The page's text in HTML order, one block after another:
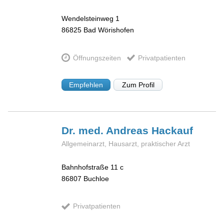
Wendelsteinweg 1
86825 Bad Wörishofen
Öffnungszeiten Privatpatienten
Empfehlen Zum Profil
Dr. med. Andreas Hackauf
Allgemeinarzt, Hausarzt, praktischer Arzt
Bahnhofstraße 11 c
86807 Buchloe
Privatpatienten